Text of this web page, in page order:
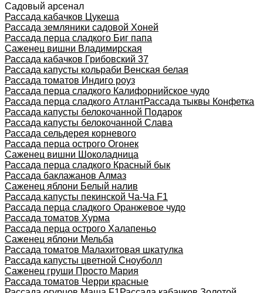
Садовый арсенал
Рассада кабачков Цукеша
Рассада земляники садовой Хоней
Рассада перца сладкого Биг папа
Саженец вишни Владимирская
Рассада кабачков Грибовский 37
Рассада капусты кольраби Венская белая
Рассада томатов Индиго роуз
Рассада перца сладкого Калифорнийское чудо
Рассада перца сладкого АтлантРассада тыквы Конфетка
Рассада капусты белокочанной Подарок
Рассада капусты белокочанной Слава
Рассада сельдерея корневого
Рассада перца острого Огонек
Саженец вишни Шоколадница
Рассада перца сладкого Красный бык
Рассада баклажанов Алмаз
Саженец яблони Белый налив
Рассада капусты пекинской Ча-Ча F1
Рассада перца сладкого Оранжевое чудо
Рассада томатов Хурма
Рассада перца острого Халапеньо
Саженец яблони Мельба
Рассада томатов Малахитовая шкатулка
Рассада капусты цветной Сноуболл
Саженец груши Просто Мария
Рассада томатов Черри красные